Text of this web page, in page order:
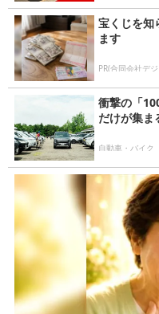
宝くじを知
ます
PR(合同会社デ
衝撃の「
だけが集ま
自動車・バイク